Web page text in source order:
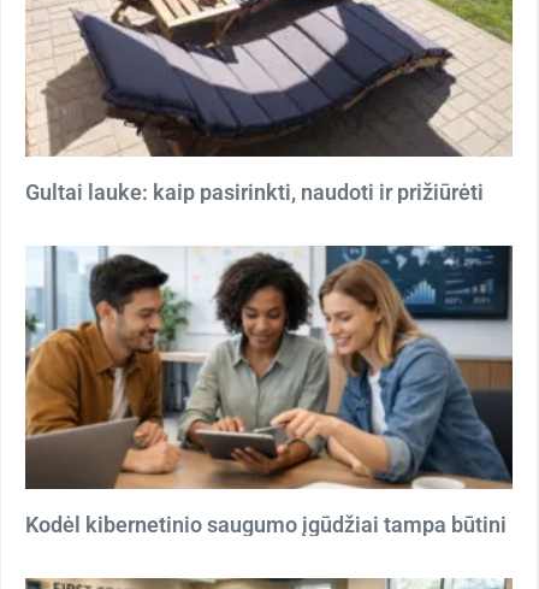
Gultai lauke: kaip pasirinkti, naudoti ir prižiūrėti
Kodėl kibernetinio saugumo įgūdžiai tampa būtini